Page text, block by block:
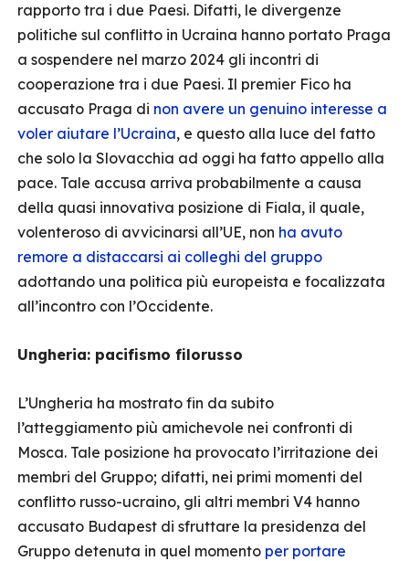
rapporto tra i due Paesi. Difatti, le divergenze
politiche sul conflitto in Ucraina hanno portato Praga
a sospendere nel marzo 2024 gli incontri di
cooperazione tra i due Paesi. Il premier Fico ha
accusato Praga di non avere un genuino interesse a
voler aiutare l’Ucraina, e questo alla luce del fatto
che solo la Slovacchia ad oggi ha fatto appello alla
pace. Tale accusa arriva probabilmente a causa
della quasi innovativa posizione di Fiala, il quale,
volenteroso di avvicinarsi all’UE, non ha avuto
remore a distaccarsi ai colleghi del gruppo
adottando una politica più europeista e focalizzata
all’incontro con l’Occidente.
Ungheria: pacifismo filorusso
L’Ungheria ha mostrato fin da subito
l’atteggiamento più amichevole nei confronti di
Mosca. Tale posizione ha provocato l’irritazione dei
membri del Gruppo; difatti, nei primi momenti del
conflitto russo-ucraino, gli altri membri V4 hanno
accusato Budapest di sfruttare la presidenza del
Gruppo detenuta in quel momento per portare